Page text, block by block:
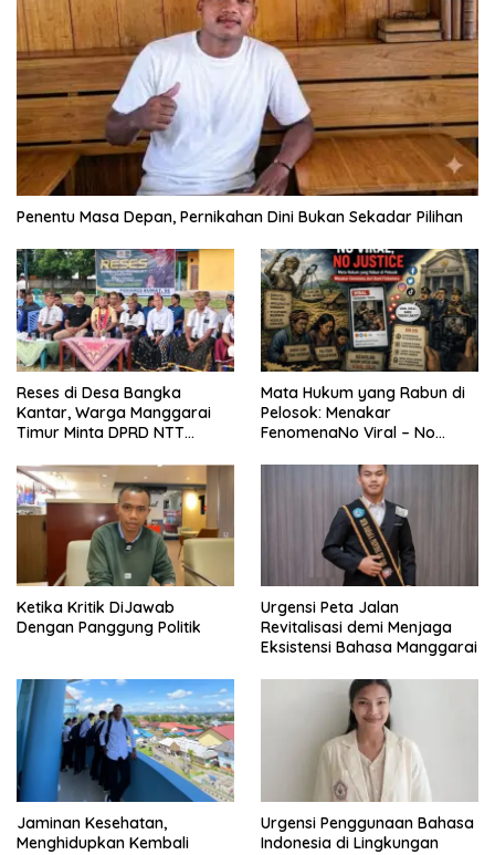
Penentu Masa Depan, Pernikahan Dini Bukan Sekadar Pilihan
Reses di Desa Bangka
Kantar, Warga Manggarai
Timur Minta DPRD NTT
Pergub Larangan Beli BBM
Bersubsidi Bagi Penunggak
Pajak
Mata Hukum yang Rabun di
Pelosok: Menakar
FenomenaNo Viral – No
Ketika Kritik DiJawab
Dengan Panggung Politik
Urgensi Peta Jalan
Revitalisasi demi Menjaga
Eksistensi Bahasa Manggarai
Jaminan Kesehatan,
Menghidupkan Kembali
Urgensi Penggunaan Bahasa
Indonesia di Lingkungan